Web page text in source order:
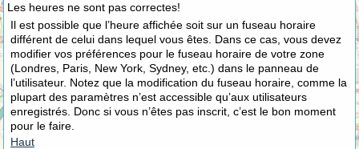
Les heures ne sont pas correctes!
Il est possible que l’heure affichée soit sur un fuseau horaire
différent de celui dans lequel vous êtes. Dans ce cas, vous devez
modifier vos préférences pour le fuseau horaire de votre zone
(Londres, Paris, New York, Sydney, etc.) dans le panneau de
l’utilisateur. Notez que la modification du fuseau horaire, comme la
plupart des paramètres n’est accessible qu’aux utilisateurs
enregistrés. Donc si vous n’êtes pas inscrit, c’est le bon moment
pour le faire.
Haut